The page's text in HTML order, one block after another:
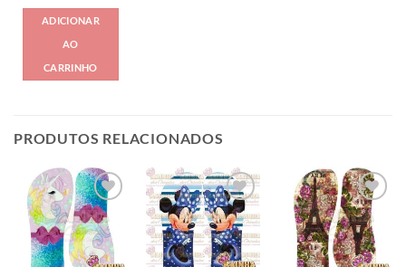
ADICIONAR
AO
CARRINHO
PRODUTOS RELACIONADOS